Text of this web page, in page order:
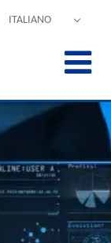
POLSKI
ITALIANO
中文
PORTUGUÊS